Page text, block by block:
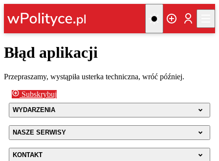
Błąd aplikacji
Przepraszamy, wystąpiła usterka techniczna, wróć później.
Subskrybuj
WYDARZENIA
NASZE SERWISY
KONTAKT